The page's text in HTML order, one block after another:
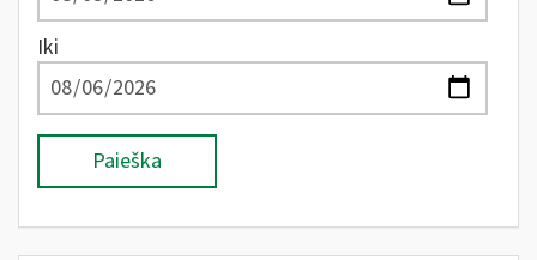
Iki
Paieška